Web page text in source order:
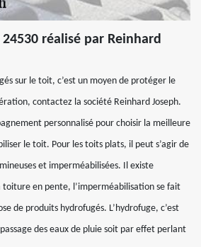
réalisé par Reinhard
sur le toit, c’est un moyen de protéger le
contactez la société Reinhard Joseph.
personnalisé pour choisir la meilleure
le toit. Pour les toits plats, il peut s’agir de
et imperméabilisées. Il existe
toiture en pente, l’imperméabilisation se fait
de produits hydrofugés. L’hydrofuge, c’est
des eaux de pluie soit par effet perlant